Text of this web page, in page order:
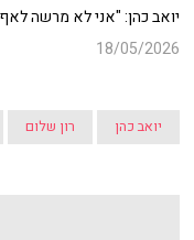
יואב כהן: "אני לא מרשה
18/05/2026
יואב כהן רון שלום